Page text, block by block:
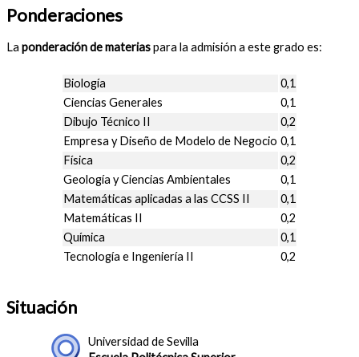
Ponderaciones
La ponderación de materiaspara la admisión a este grado es:
Biología
0,1
Ciencias Generales
0,1
Dibujo Técnico II
0,2
Empresa y Diseño de Modelo de Negocio 0,1
Física
0,2
Geología y Ciencias Ambientales
0,1
Matemáticas aplicadas a las CCSS II
0,1
Matemáticas II
0,2
Química
0,1
Tecnología e Ingeniería II
0,2
Situación
Universidad de Sevilla